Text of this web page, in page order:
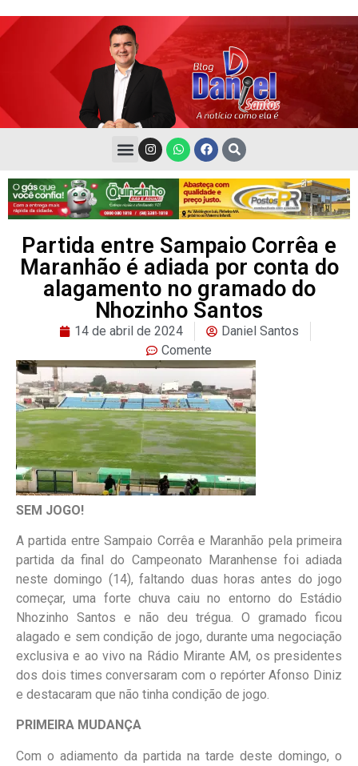
Partida entre Sampaio Corrêa e
Maranhão é adiada por conta do
alagamento no gramado do
Nhozinho Santos
14 de abril de 2024
Daniel Santos
Comente
SEM JOGO!
A partida entre Sampaio Corrêa e Maranhão pela primeira
partida da final do Campeonato Maranhense foi adiada
neste domingo (14), faltando duas horas antes do jogo
começar, uma forte chuva caiu no entorno do Estádio
Nhozinho Santos e não deu trégua. O gramado ficou
alagado e sem condição de jogo, durante uma negociação
exclusiva e ao vivo na Rádio Mirante AM, os presidentes
dos dois times conversaram com o repórter Afonso Diniz
e destacaram que não tinha condição de jogo.
PRIMEIRA MUDANÇA
Com o adiamento da partida na tarde deste domingo, o